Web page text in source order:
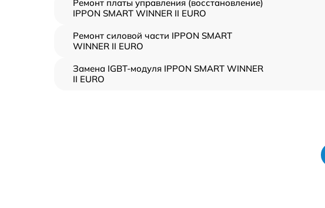
Ремонт платы управления (восстановление)
IPPON SMART WINNER II EURO
Ремонт силовой части IPPON SMART
WINNER II EURO
Замена IGBT-модуля IPPON SMART WINNER
II EURO